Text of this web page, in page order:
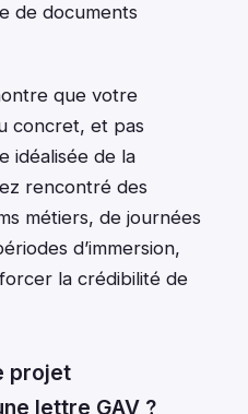
de documents
que votre
concret, et pas
idéalisée de la
rencontré des
métiers, de journées
d’immersion,
la crédibilité de
projet
lettre GAV ?